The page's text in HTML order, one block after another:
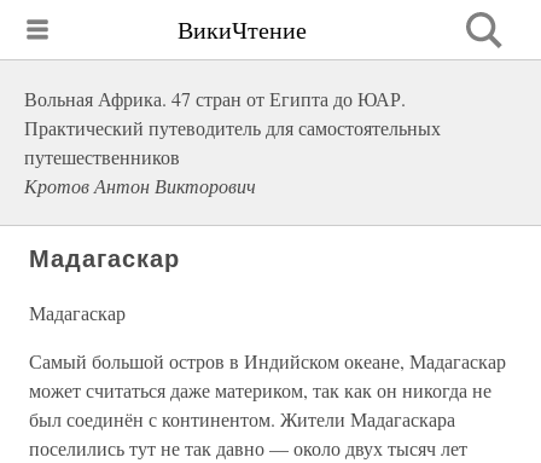
ВикиЧтение
Вольная Африка. 47 стран от Египта до ЮАР.
Практический путеводитель для самостоятельных
путешественников
Кротов Антон Викторович
Мадагаскар
Мадагаскар
Самый большой остров в Индийском океане, Мадагаскар
может считаться даже материком, так как он никогда не
был соединён с континентом. Жители Мадагаскара
поселились тут не так давно — около двух тысяч лет